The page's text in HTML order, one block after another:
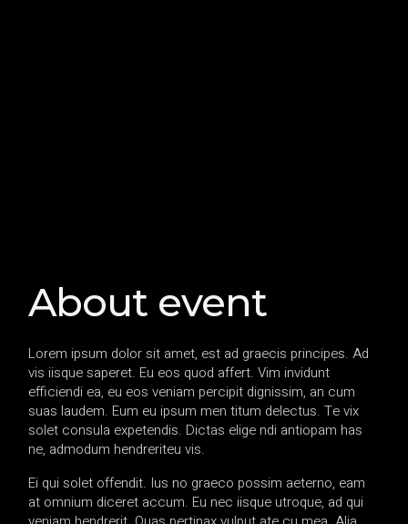
About event
Lorem ipsum dolor sit amet, est ad graecis principes. Ad
vis iisque saperet. Eu eos quod affert. Vim invidunt
efficiendi ea, eu eos veniam percipit dignissim, an cum
suas laudem. Eum eu ipsum men titum delectus. Te vix
solet consula expetendis. Dictas elige ndi antiopam has
ne, admodum hendreriteu vis.
Ei qui solet offendit. Ius no graeco possim aeterno, eam
at omnium diceret accum. Eu nec iisque utroque, ad qui